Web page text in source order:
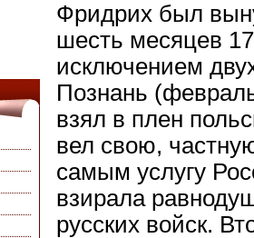
Фридрих был
шесть месяцев
исключением
Познань
взял в плен
вел свою,
самым услугу
взирала
русских войск.